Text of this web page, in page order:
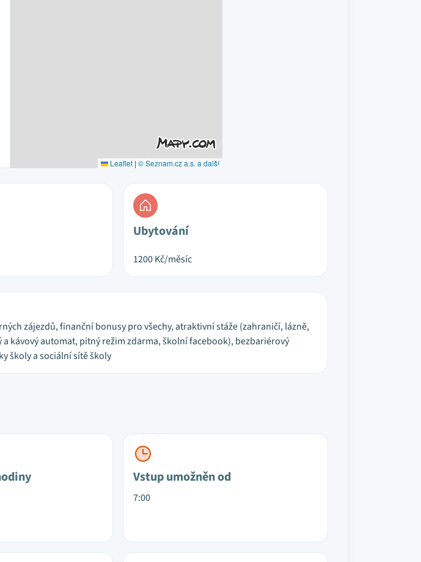
Leaflet | © Seznam.cz a.s. a další
Ubytování
1200Kč/měsíc
zájezdů, finanční bonusy pro všechy, atraktivní stáže (zahraničí, lázně,
kávový automat, pitný režim zdarma, školní facebook), bezbariérový
školy a sociální sítě školy
Vstup umožněn od
7:00